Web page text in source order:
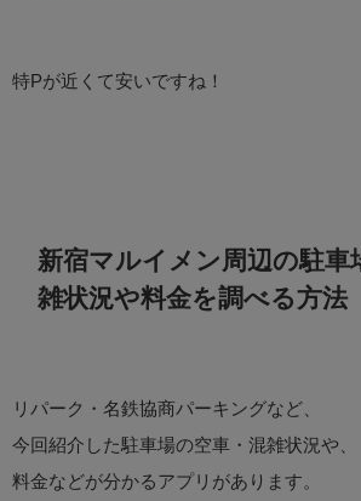
特Pが近くて安いですね！
新宿マルイメン周辺の駐車
雑状況や料金を調べる方法
リパーク・名鉄協商パーキングなど、
今回紹介した駐車場の空車・混雑状況や、
料金などが分かるアプリがあります。